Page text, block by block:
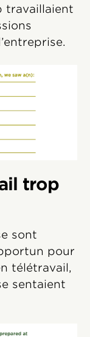
travaillaient
trop
sont
pour
télétravail,
sentaient